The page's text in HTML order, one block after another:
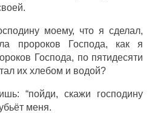
моему, что я сделал,
пророков Господа, как я
Господа, по пятидесяти
их хлебом и водой?
“пойди, скажи господину
меня.